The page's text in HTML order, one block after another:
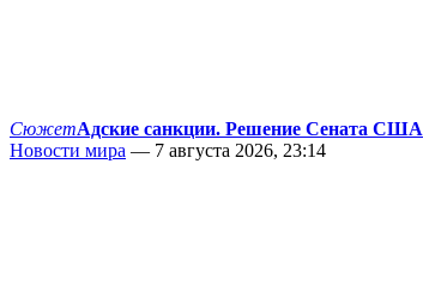
СюжетАдские санкции. Решение Сената США
Новости мира — 7 августа 2026, 23:14